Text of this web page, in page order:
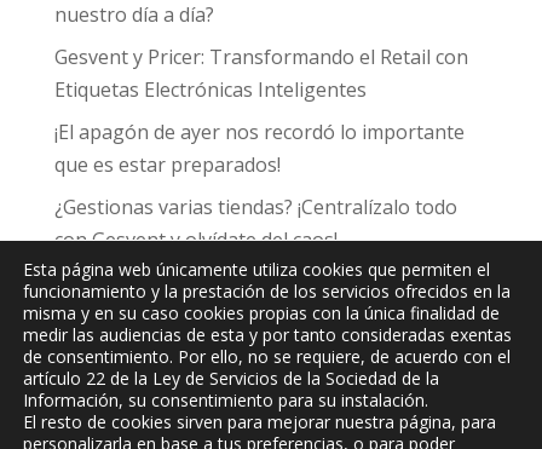
nuestro día a día?
Gesvent y Pricer: Transformando el Retail con
Etiquetas Electrónicas Inteligentes
¡El apagón de ayer nos recordó lo importante
que es estar preparados!
¿Gestionas varias tiendas? ¡Centralízalo todo
con Gesvent y olvídate del caos!
JPCInformática y Comunicaciones, S.L.
Esta página web únicamente utiliza cookies que permiten el
funcionamiento y la prestación de los servicios ofrecidos en la
misma y en su caso cookies propias con la única finalidad de
medir las audiencias de esta y por tanto consideradas exentas
de consentimiento. Por ello, no se requiere, de acuerdo con el
artículo 22 de la Ley de Servicios de la Sociedad de la
Información, su consentimiento para su instalación.
El resto de cookies sirven para mejorar nuestra página, para
personalizarla en base a tus preferencias, o para poder